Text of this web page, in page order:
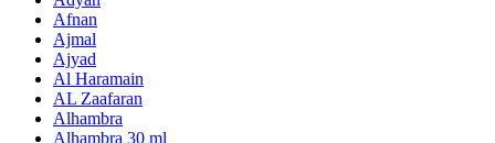
Afnan
Ajmal
Ajyad
Al Haramain
AL Zaafaran
Alhambra
Alhambra 30 ml